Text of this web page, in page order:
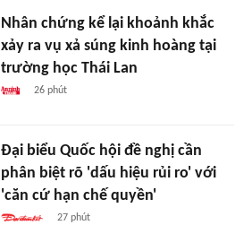
Nhân chứng kể lại khoảnh khắc
xảy ra vụ xả súng kinh hoàng tại
trường học Thái Lan
26 phút
Đại biểu Quốc hội đề nghị cần
phân biệt rõ 'dấu hiệu rủi ro' với
'căn cứ hạn chế quyền'
27 phút